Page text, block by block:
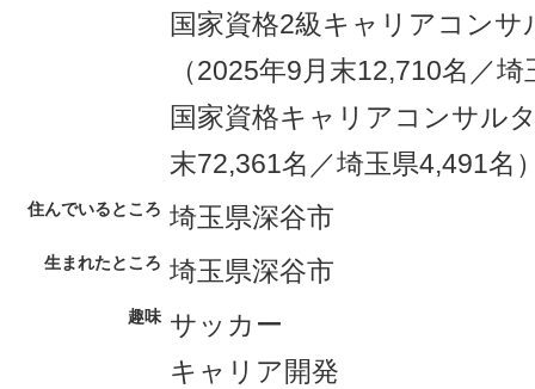
国家資格2級キャリアコン
（2025年9月末12,710名／
国家資格キャリアコンサル
末72,361名／埼玉県4,491名
住んでいるところ 埼玉県深谷市
生まれたところ 埼玉県深谷市
趣味 サッカー
キャリア開発